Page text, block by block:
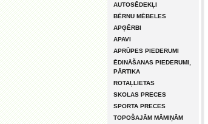
AUTOSĒDEKĻI
BĒRNU MĒBELES
APĢĒRBI
APAVI
APRŪPES PIEDERUMI
ĒDINĀŠANAS PIEDERUMI,
PĀRTIKA
ROTAĻLIETAS
SKOLAS PRECES
SPORTA PRECES
TOPOŠAJĀM MĀMIŅĀM